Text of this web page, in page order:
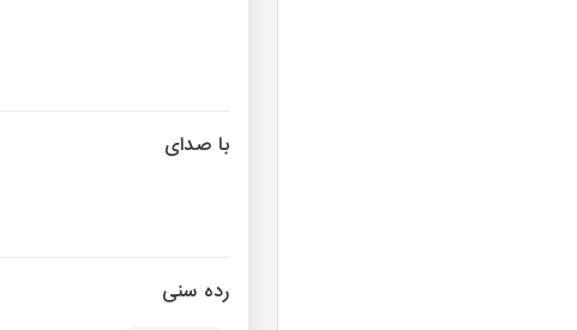
با صدای
رده سنی